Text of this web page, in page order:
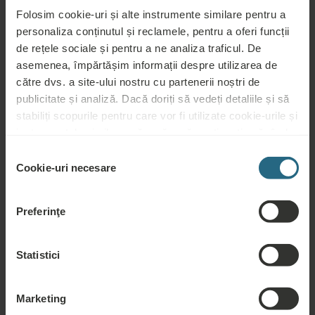
Folosim cookie-uri și alte instrumente similare pentru a
personaliza conținutul și reclamele, pentru a oferi funcții
de rețele sociale și pentru a ne analiza traficul. De
asemenea, împărtășim informații despre utilizarea de
către dvs. a site-ului nostru cu partenerii noștri de
publicitate și analiză. Dacă doriți să vedeți detaliile și să
stabiliți scopurile pentru care vor fi utilizate cookie-urile și
clienți, continuați cu butonul „Activați tot”.
consimțământului
Cookie-uri necesare
Preferinţe
Statistici
Marketing
Cehă. Aici, persoanele care suferă de afecțiuni respiratorii
pot beneficia atât de inhalații, cât și de saline artificiale.
stațiunea potrivită